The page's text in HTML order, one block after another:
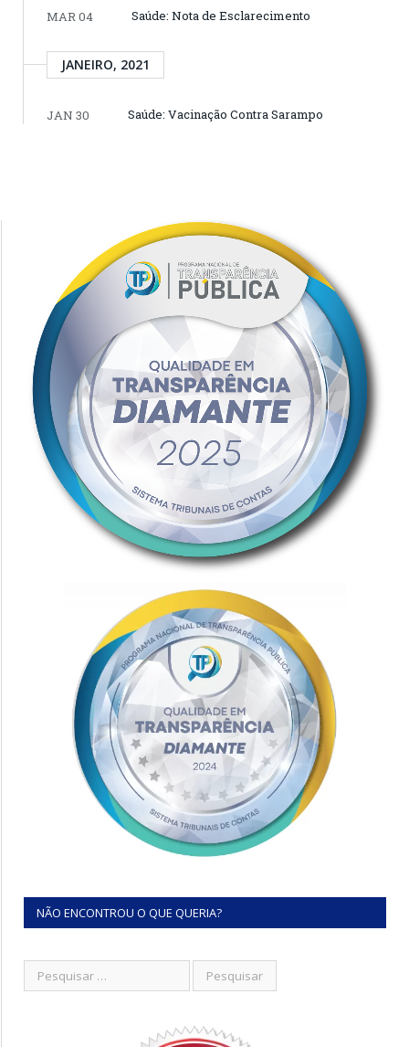
MAR 04
Saúde: Nota de Esclarecimento
JANEIRO, 2021
JAN 30 Saúde: Vacinação Contra Sarampo
NÃO ENCONTROU O QUE QUERIA?